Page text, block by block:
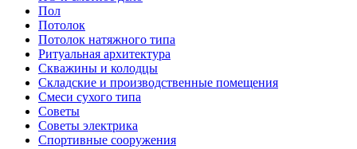
Пол
Потолок
Потолок натяжного типа
Ритуальная архитектура
Скважины и колодцы
Складские и производственные помещения
Смеси сухого типа
Советы
Советы электрика
Спортивные сооружения